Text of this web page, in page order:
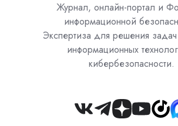
Журнал, онлайн-портал и
информационной
Экспертиза для решения
информационных
кибербезопасности.
Join